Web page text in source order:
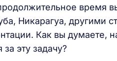
время
Никарагуа, другими
Как вы думаете,
эту задачу?